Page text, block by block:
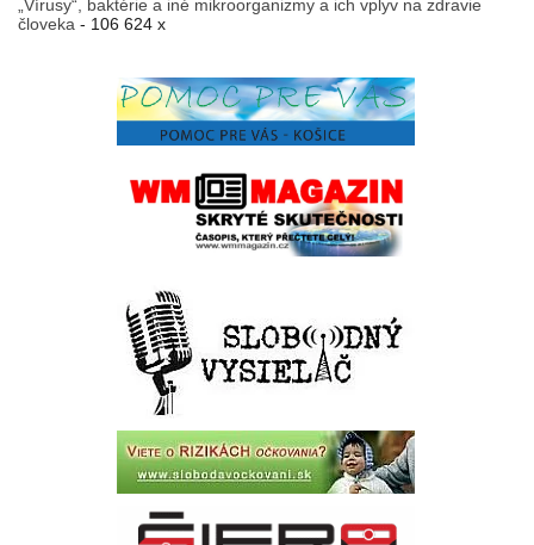
„Vírusy“, baktérie a iné mikroorganizmy a ich vplyv na zdravie
človeka - 106 624 x